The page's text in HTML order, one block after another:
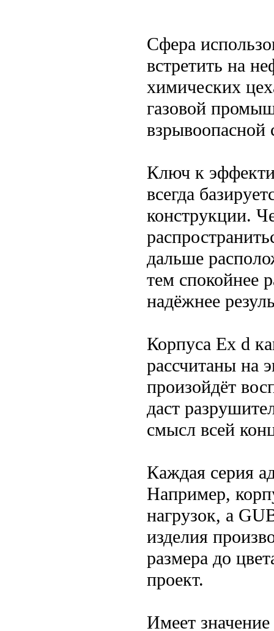
Сфера
встретить на
химических
газовой
Ключ к
всегда
конструкции.
дальше
тем спокойнее
надёжнее
Корпуса Ex d
рассчитаны на
произойдёт
даст
смысл всей
Каждая серия
Например,
нагрузок, а
изделия
размера до
проект.
Имеет